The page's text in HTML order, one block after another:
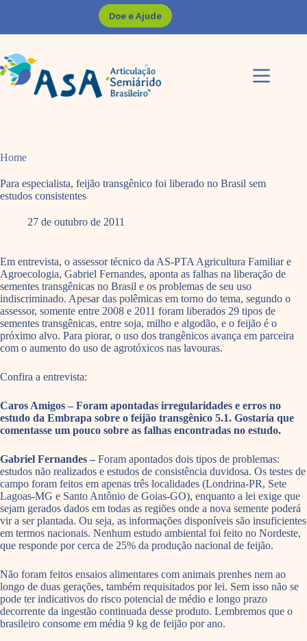
Doe e Ajude
Home
Para especialista, feijão transgênico foi liberado no Brasil sem
estudos consistentes
27 de outubro de 2011
Em entrevista, o assessor técnico da AS-PTA Agricultura Familiar e
Agroecologia, Gabriel Fernandes, aponta as falhas na liberação de
sementes transgênicas no Brasil e os problemas de seu uso
indiscriminado. Apesar das polêmicas em torno do tema, segundo o
assessor, somente entre 2008 e 2011 foram liberados 29 tipos de
sementes transgênicas, entre soja, milho e algodão, e o feijão é o
próximo alvo. Para piorar, o uso dos trangênicos avança em parceira
com o aumento do uso de agrotóxicos nas lavouras.
Confira a entrevista:
Caros Amigos – Foram apontadas irregularidades e erros no
estudo da Embrapa sobre o feijão transgênico 5.1. Gostaria que
comentasse um pouco sobre as falhas encontradas no estudo.
Gabriel Fernandes – Foram apontados dois tipos de problemas:
estudos não realizados e estudos de consistência duvidosa. Os testes de
campo foram feitos em apenas três localidades (Londrina-PR, Sete
Lagoas-MG e Santo Antônio de Goias-GO), enquanto a lei exige que
sejam gerados dados em todas as regiões onde a nova semente poderá
vir a ser plantada. Ou seja, as informações disponíveis são insuficientes
em termos nacionais. Nenhum estudo ambiental foi feito no Nordeste,
que responde por cerca de 25% da produção nacional de feijão.
Não foram feitos ensaios alimentares com animais prenhes nem ao
longo de duas gerações, também requisitados por lei. Sem isso não se
pode ter indicativos do risco potencial de médio e longo prazo
decorrente da ingestão continuada desse produto. Lembremos que o
brasileiro consome em média 9 kg de feijão por ano.